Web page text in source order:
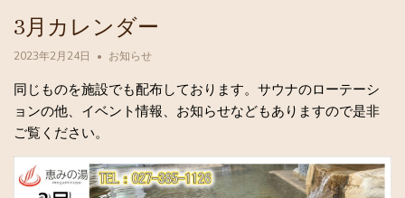
3月カレンダー
2023年2月24日 お知らせ
同じものを施設でも配布しております。サウナのローテーシ
ョンの他、イベント情報、お知らせなどもありますので是非
ご覧ください。